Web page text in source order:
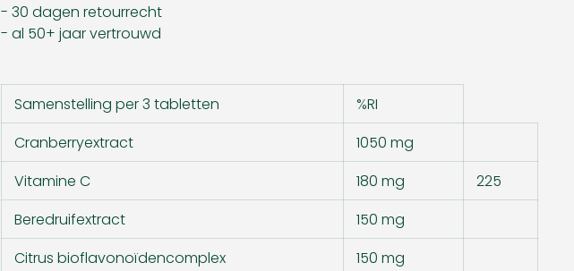
- 30 dagen retourrecht
- al 50+ jaar vertrouwd
Samenstelling per 3 tabletten
%RI
Cranberryextract
1050 mg
Vitamine C
180 mg
225
Beredruifextract
150 mg
Citrus bioflavonoïdencomplex
150 mg